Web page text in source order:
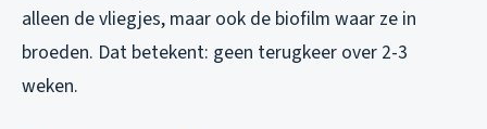
alleen de vliegjes, maar ook de biofilm waar ze in
broeden. Dat betekent: geen terugkeer over 2-3
weken.